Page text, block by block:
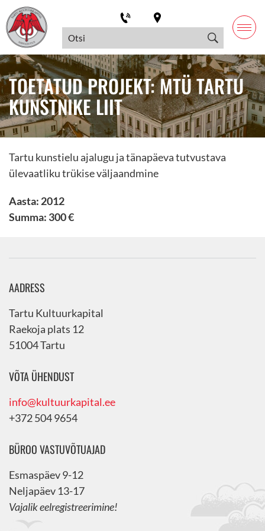
TOETATUD PROJEKT: MTÜ TARTU
KUNSTNIKE LIIT
Tartu kunstielu ajalugu ja tänapäeva tutvustava
ülevaatliku trükise väljaandmine
Aasta: 2012
Summa: 300 €
AADRESS
Tartu Kultuurkapital
Raekoja plats 12
51004 Tartu
VÕTA ÜHENDUST
info@kultuurkapital.ee
+372 504 9654
BÜROO VASTUVÕTUAJAD
Esmaspäev 9-12
Neljapäev 13-17
Vajalik eelregistreerimine!